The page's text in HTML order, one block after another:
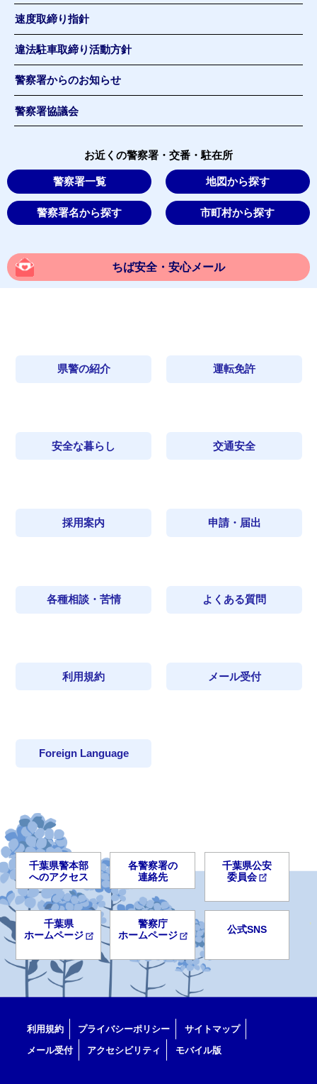
速度取締り指針
違法駐車取締り活動方針
警察署からのお知らせ
警察署協議会
お近くの警察署・交番・駐在所
警察署一覧 地図から探す
警察署名から探す 市町村から探す
ちば安全・安心メール
県警の紹介 運転免許
安全な暮らし 交通安全
採用案内 申請・届出
各種相談・苦情 よくある質問
利用規約 メール受付
Foreign Language
千葉県警本部
へのアクセス
各警察署の
連絡先
千葉県公安
委員会
千葉県
ホームページ
警察庁
ホームページ
公式SNS
利用規約 プライバシーポリシー
サイトマップ
メール受付
アクセシビリティ モバイル版